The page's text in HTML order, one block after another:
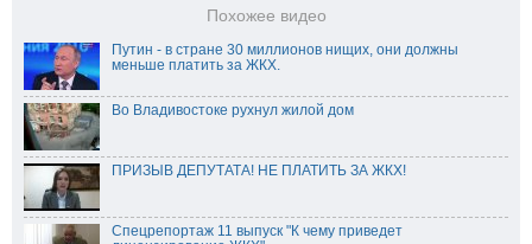
Похожее видео
Путин - в стране 30 миллионов нищих, они должны
меньше платить за ЖКХ.
Во Владивостоке рухнул жилой дом
ПРИЗЫВ ДЕПУТАТА! НЕ ПЛАТИТЬ ЗА ЖКХ!
Спецрепортаж 11 выпуск "К чему приведет